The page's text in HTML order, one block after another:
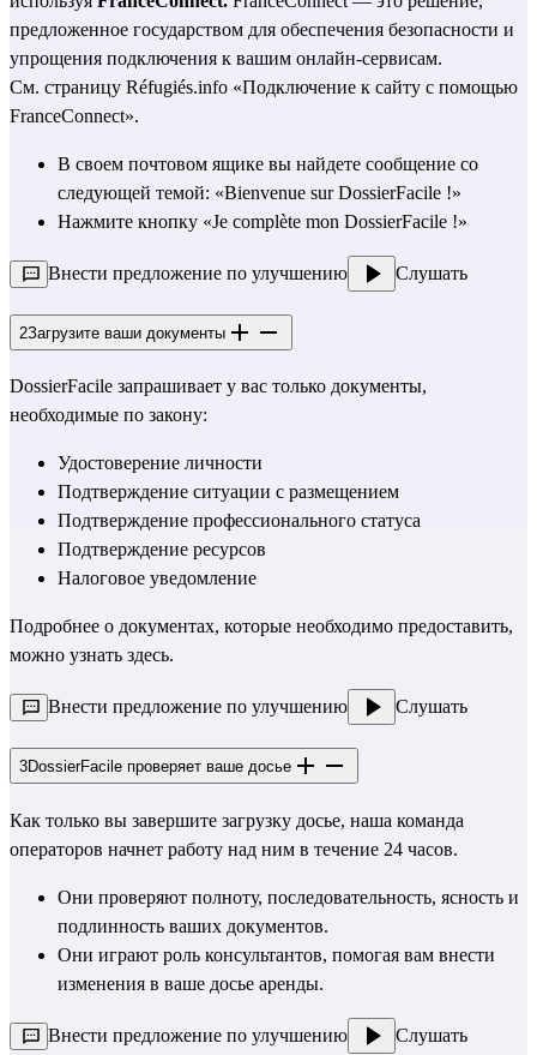
предложенное государством для обеспечения безопасности и
упрощения подключения к вашим онлайн-сервисам.
См. страницу Réfugiés.info «Подключение к сайту с помощью
FranceConnect».
В своем почтовом ящике вы найдете сообщение со
следующей темой: «Bienvenue sur DossierFacile !»
Нажмите кнопку «Je complète mon DossierFacile !»
Внести предложение по улучшению Слушать
2Загрузите ваши документы
DossierFacile запрашивает у вас только документы,
необходимые по закону:
Удостоверение личности
Подтверждение ситуации с размещением
Подтверждение профессионального статуса
Подтверждение ресурсов
Налоговое уведомление
Подробнее о документах, которые необходимо предоставить,
можно узнать здесь.
Внести предложение по улучшению Слушать
3DossierFacile проверяет ваше досье
Как только вы завершите загрузку досье, наша команда
операторов начнет работу над ним в течение 24 часов.
Они проверяют полноту, последовательность, ясность и
подлинность ваших документов.
Они играют роль консультантов, помогая вам внести
изменения в ваше досье аренды.
Внести предложение по улучшению Слушать